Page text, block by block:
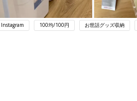
Instagram 100均/100円 お世話グッズ収納